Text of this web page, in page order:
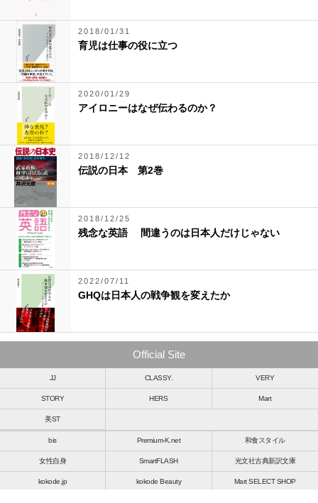
2018/01/31
育児は仕事の役に立つ
2020/01/29
アイロニーはなぜ伝わるのか？
2018/12/12
伝説の日本 第2巻
2018/12/25
残念な英語 間違うのは日本人だけじゃない
2022/07/11
GHQは日本人の戦争観を変えたか
Official Site
JJ CLASSY. VERY
STORY HERS Mart
美ST
bis Premium-K.net 和食スタイル
女性自身 SmartFLASH 光文社古典新訳文庫
kokode.jp kokode Beauty Mart SELECT SHOP